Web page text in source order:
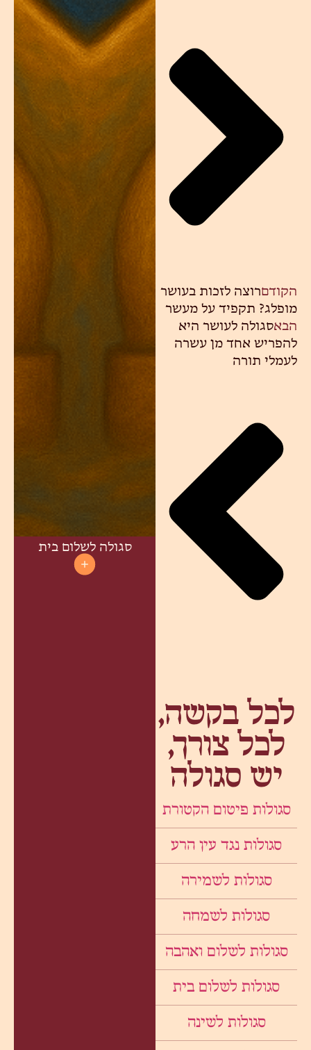
הקודםרוצה לזכות בעושר
מופלג? תקפיד על מעשר
הבאסגולה לעושר היא
להפריש אחד מן עשרה
לעמלי תורה
לכל בקשה,
לכל צורך,
יש סגולה
סגולות פיטום הקטורת
סגולות נגד עין הרע
סגולות לשמירה
סגולות לשמחה
סגולות לשלום ואהבה
סגולות לשלום בית
סגולות לשינה
סגולה לשלום בית